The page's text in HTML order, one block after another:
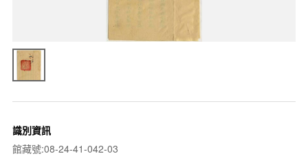
識別資訊
館藏號:08-24-41-042-03